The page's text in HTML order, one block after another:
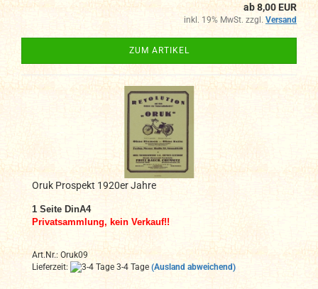
ab 8,00 EUR
inkl. 19% MwSt. zzgl. Versand
ZUM ARTIKEL
Oruk Prospekt 1920er Jahre
1 Seite DinA4
Privatsammlung, kein Verkauf!!
Art.Nr.: Oruk09
Lieferzeit:
3-4 Tage (Ausland abweichend)